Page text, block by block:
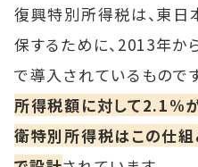
復興特別所得税は、東
保するために、2013年
で導入されているものです
所得税額に対して2.1%
衛特別所得税はこの仕組